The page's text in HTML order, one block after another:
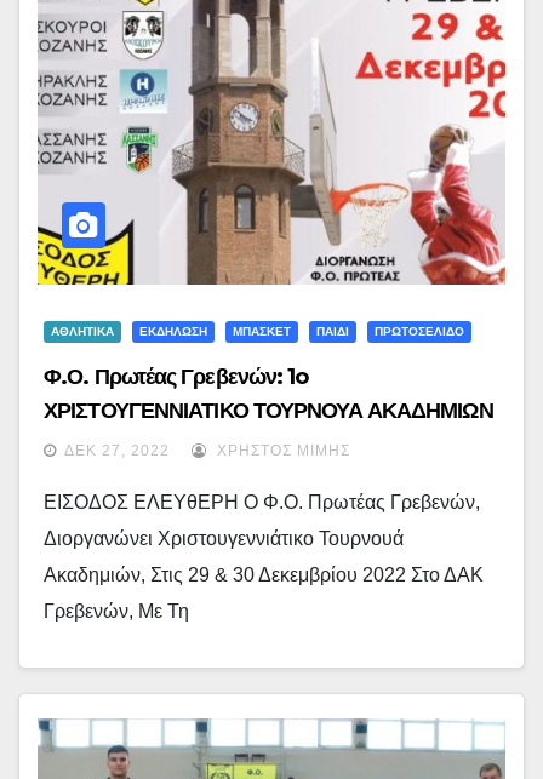
ΑΘΛΗΤΙΚΑ ΕΚΔΗΛΩΣΗ ΜΠΑΣΚΕΤ ΠΑΙΔΙ ΠΡΩΤΟΣΕΛΙΔΟ
Φ.Ο. Πρωτέας Γρεβενών: 1o
ΧΡΙΣΤΟΥΓΕΝΝΙΑΤΙΚΟ ΤΟΥΡΝΟΥΑ ΑΚΑΔΗΜΙΩΝ
ΚΑΛΑΘΟΣΦΑΙΡΙΣΗΣ – Δείτε Το Πρόγραμμα
ΔΕΚ 27, 2022 ΧΡΉΣΤΟΣ ΜΊΜΗΣ
ΕΙΣΟΔΟΣ ΕΛΕΥθΕΡΗ Ο Φ.Ο. Πρωτέας Γρεβενών,
Διοργανώνει Χριστουγεννιάτικο Τουρνουά
Ακαδημιών, Στις 29 & 30 Δεκεμβρίου 2022 Στο ΔΑΚ
Γρεβενών, Με Τη